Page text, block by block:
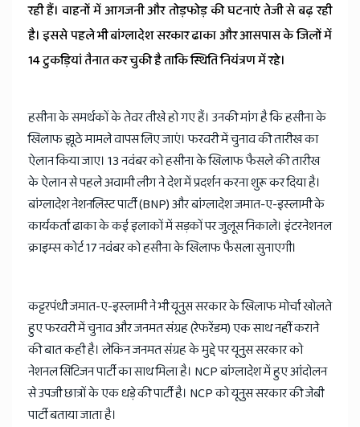
रही हैं। वाहनों में आगजनी और तोड़फोड़ की घटनाएं तेजी से बढ़ रही
है। इससे पहले भी बांग्लादेश सरकार ढाका और आसपास के जिलों में
14 टुकड़ियां तैनात कर चुकी है ताकि स्थिति नियंत्रण में रहे।
हसीना के समर्थकों के तेवर तीखे हो गए हैं। उनकी मांग है कि हसीना के
खिलाफ झूठे मामले वापस लिए जाएं। फरवरी में चुनाव की तारीख का
ऐलान किया जाए। 13 नवंबर को हसीना के खिलाफ फैसले की तारीख
के ऐलान से पहले अवामी लीग ने देश में प्रदर्शन करना शुरू कर दिया है।
बांग्लादेश नेशनलिस्ट पार्टी (BNP) और बांग्लादेश जमात-ए-इस्लामी के
कार्यकर्ता ढाका के कई इलाकों में सड़कों पर जुलूस निकाले। इंटरनेशनल
क्राइम्स कोर्ट 17 नवंबर को हसीना के खिलाफ फैसला सुनाएगी।
कट्टरपंथी जमात-ए-इस्लामी ने भी यूनुस सरकार के खिलाफ मोर्चा खोलते
हुए फरवरी में चुनाव और जनमत संग्रह (रेफरेंडम) एक साथ नहीं कराने
की बात कही है। लेकिन जनमत संग्रह के मुद्दे पर यूनुस सरकार को
नेशनल सिटिजन पार्टी का साथ मिला है। NCP बांग्लादेश में हुए आंदोलन
से उपजी छात्रों के एक धड़े की पार्टी है। NCP को यूनुस सरकार की जेबी
पार्टी बताया जाता है।